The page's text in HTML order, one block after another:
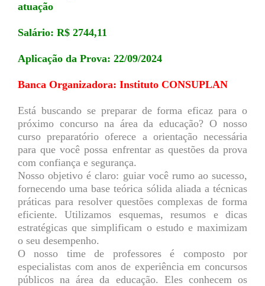
atuação
Salário: R$ 2744,11
Aplicação da Prova: 22/09/2024
Banca Organizadora: Instituto CONSUPLAN
Está buscando se preparar de forma eficaz para o
próximo concurso na área da educação? O nosso
curso preparatório oferece a orientação necessária
para que você possa enfrentar as questões da prova
com confiança e segurança.
Nosso objetivo é claro: guiar você rumo ao sucesso,
fornecendo uma base teórica sólida aliada a técnicas
práticas para resolver questões complexas de forma
eficiente. Utilizamos esquemas, resumos e dicas
estratégicas que simplificam o estudo e maximizam
o seu desempenho.
O nosso time de professores é composto por
especialistas com anos de experiência em concursos
públicos na área da educação. Eles conhecem os